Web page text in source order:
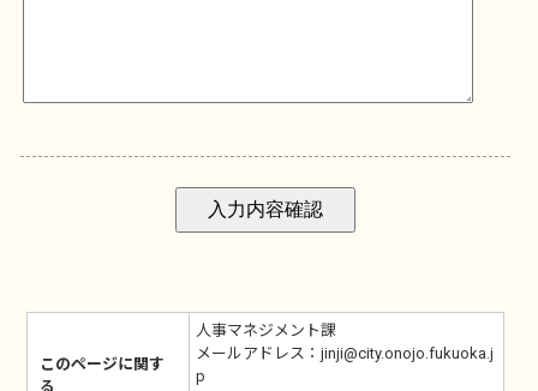
このページに関す
る
人事マネジメント課
メールアドレス：jinji@city.onojo.fukuoka.j
p